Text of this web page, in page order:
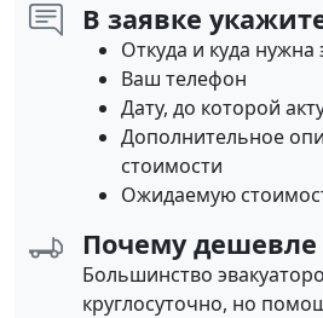
В заявке
Откуда и куда нужна
Ваш телефон
Дату, до которой
Дополнительное
стоимости
Ожидаемую
Почему дешевле
Большинство
круглосуточно, но